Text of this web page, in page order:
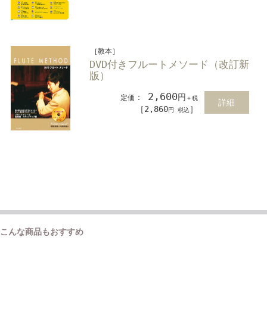
［教本］
DVD付きフルートメソード（改訂新
版）
定価 ： 2,600円 ＋税
［2,860円 税込 ］
詳細
こんな商品もおすすめ